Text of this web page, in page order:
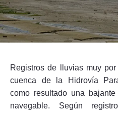
Seguinos
Registros de lluvias muy
cuenca de la Hidrovía
como resultado una
navegable. Según